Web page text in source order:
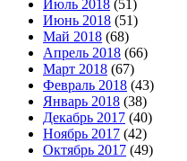
Июль 2018 (51)
Июнь 2018 (51)
Май 2018 (68)
Апрель 2018 (66)
Март 2018 (67)
Февраль 2018 (43)
Январь 2018 (38)
Декабрь 2017 (40)
Ноябрь 2017 (42)
Октябрь 2017 (49)